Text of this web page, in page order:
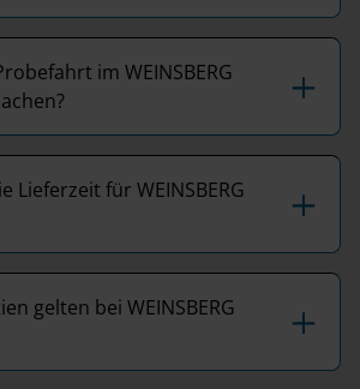
im WEINSBERG
Lieferzeit für WEINSBERG
gelten bei WEINSBERG